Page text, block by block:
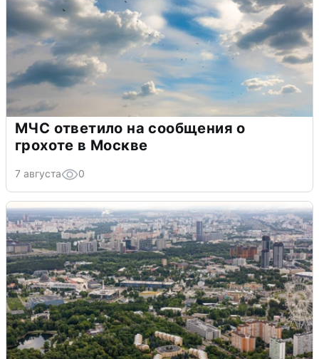
МЧС ответило на сообщения о
грохоте в Москве
7 августа 0